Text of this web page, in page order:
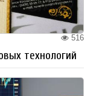
516
технологий